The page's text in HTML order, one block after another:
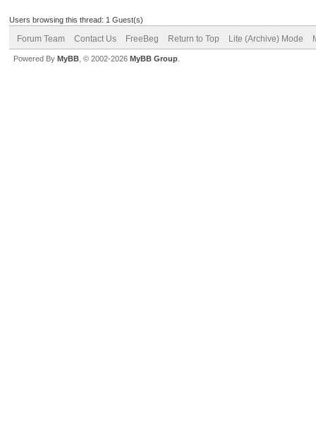
Users browsing this thread: 1 Guest(s)
Forum Team Contact Us FreeBeg Return to Top Lite (Archive) Mode
Powered By MyBB , © 2002-2026 MyBB Group